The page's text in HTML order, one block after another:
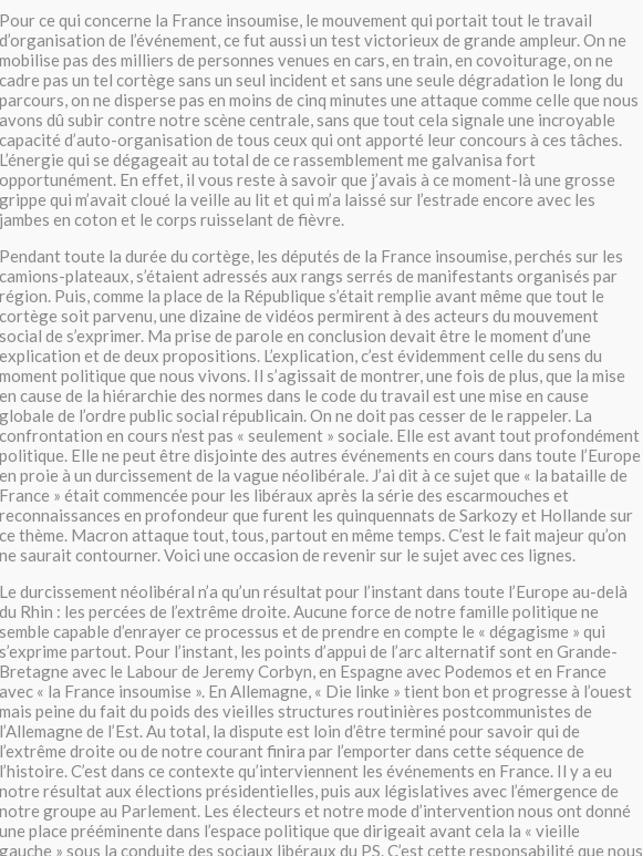
Pour ce qui concerne la France insoumise, le mouvement qui portait tout le travail
d’organisation de l’événement, ce fut aussi un test victorieux de grande ampleur. On ne
mobilise pas des milliers de personnes venues en cars, en train, en covoiturage, on ne
cadre pas un tel cortège sans un seul incident et sans une seule dégradation le long du
parcours, on ne disperse pas en moins de cinq minutes une attaque comme celle que nous
avons dû subir contre notre scène centrale, sans que tout cela signale une incroyable
capacité d’auto-organisation de tous ceux qui ont apporté leur concours à ces tâches.
L’énergie qui se dégageait au total de ce rassemblement me galvanisa fort
opportunément. En effet, il vous reste à savoir que j’avais à ce moment-là une grosse
grippe qui m’avait cloué la veille au lit et qui m’a laissé sur l’estrade encore avec les
jambes en coton et le corps ruisselant de fièvre.
Pendant toute la durée du cortège, les députés de la France insoumise, perchés sur les
camions-plateaux, s’étaient adressés aux rangs serrés de manifestants organisés par
région. Puis, comme la place de la République s’était remplie avant même que tout le
cortège soit parvenu, une dizaine de vidéos permirent à des acteurs du mouvement
social de s’exprimer. Ma prise de parole en conclusion devait être le moment d’une
explication et de deux propositions. L’explication, c’est évidemment celle du sens du
moment politique que nous vivons. Il s’agissait de montrer, une fois de plus, que la mise
en cause de la hiérarchie des normes dans le code du travail est une mise en cause
globale de l’ordre public social républicain. On ne doit pas cesser de le rappeler. La
confrontation en cours n’est pas « seulement » sociale. Elle est avant tout profondément
politique. Elle ne peut être disjointe des autres événements en cours dans toute l’Europe
en proie à un durcissement de la vague néolibérale. J’ai dit à ce sujet que « la bataille de
France » était commencée pour les libéraux après la série des escarmouches et
reconnaissances en profondeur que furent les quinquennats de Sarkozy et Hollande sur
ce thème. Macron attaque tout, tous, partout en même temps. C’est le fait majeur qu’on
ne saurait contourner. Voici une occasion de revenir sur le sujet avec ces lignes.
Le durcissement néolibéral n’a qu’un résultat pour l’instant dans toute l’Europe au-delà
du Rhin : les percées de l’extrême droite. Aucune force de notre famille politique ne
semble capable d’enrayer ce processus et de prendre en compte le « dégagisme » qui
s’exprime partout. Pour l’instant, les points d’appui de l’arc alternatif sont en Grande-
Bretagne avec le Labour de Jeremy Corbyn, en Espagne avec Podemos et en France
avec « la France insoumise ». En Allemagne, « Die linke » tient bon et progresse à l’ouest
mais peine du fait du poids des vieilles structures routinières postcommunistes de
l’Allemagne de l’Est. Au total, la dispute est loin d’être terminé pour savoir qui de
l’extrême droite ou de notre courant finira par l’emporter dans cette séquence de
l’histoire. C’est dans ce contexte qu’interviennent les événements en France. Il y a eu
notre résultat aux élections présidentielles, puis aux législatives avec l’émergence de
notre groupe au Parlement. Les électeurs et notre mode d’intervention nous ont donné
une place prééminente dans l’espace politique que dirigeait avant cela la « vieille
gauche » sous la conduite des sociaux libéraux du PS. C’est cette responsabilité que nous